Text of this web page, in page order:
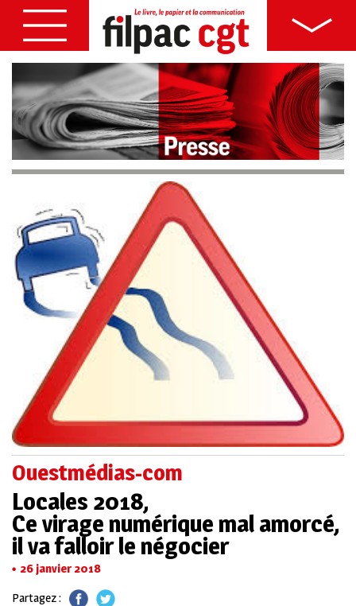
Ouestmédias-com
Locales 2018,
Ce virage numérique mal amorcé,
il va falloir le négocier
26 janvier 2018
Partagez :